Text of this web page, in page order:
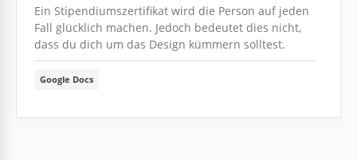
Ein Stipendiumszertifikat wird die Person auf jeden
Fall glücklich machen. Jedoch bedeutet dies nicht,
dass du dich um das Design kümmern solltest.
Google Docs